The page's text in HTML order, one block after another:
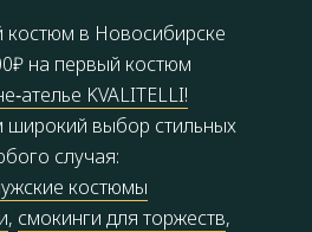
костюм в Новосибирске
на первый костюм
KVALITELLI!
выбор стильных
случая:
костюмы
, смокинги для торжеств,